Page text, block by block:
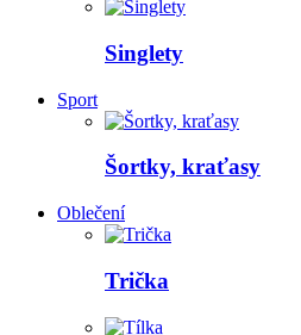
Singlety
Sport
Šortky, kraťasy
Oblečení
Trička